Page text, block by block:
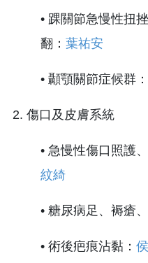
• 踝關節急慢性扭
翻： 葉祐安
• 顳顎關節症候群：
2. 傷口及皮膚系統
• 急慢性傷口照護
紋綺
• 糖尿病足、褥瘡
• 術後疤痕沾黏：